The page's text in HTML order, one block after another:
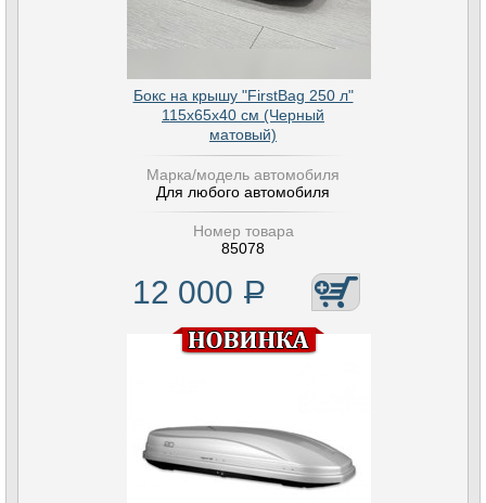
Бокс на крышу "FirstBag 250 л"
115х65х40 см (Черный
матовый)
Марка/модель автомобиля
Для любого автомобиля
Номер товара
85078
12 000 Р